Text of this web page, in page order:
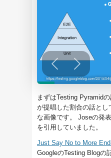
まずはTesting Pyramid
が提唱した割合の話とし
な画像です。 Joseの発
を引用していました。
Just Say No to More
GoogleのTesting Blogの